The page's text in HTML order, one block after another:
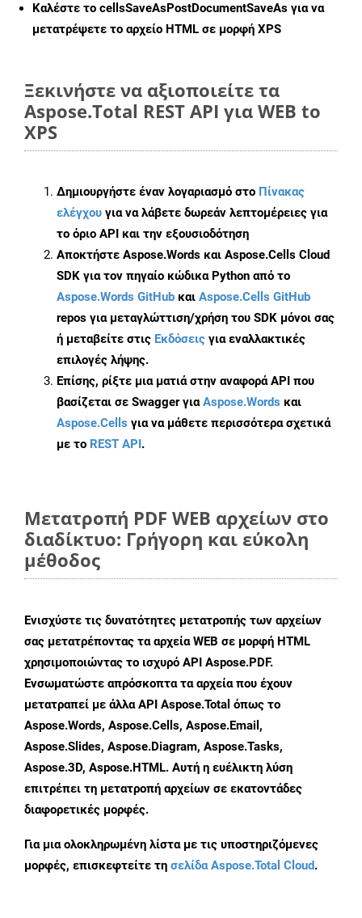
Καλέστε το cellsSaveAsPostDocumentSaveAs για να
μετατρέψετε το αρχείο HTML σε μορφή XPS
Ξεκινήστε να αξιοποιείτε τα
Aspose.Total REST API για WEB to
XPS
Δημιουργήστε έναν λογαριασμό στο Πίνακας
ελέγχου για να λάβετε δωρεάν λεπτομέρειες για
το όριο API και την εξουσιοδότηση
Αποκτήστε Aspose.Words και Aspose.Cells Cloud
SDK για τον πηγαίο κώδικα Python από το
Aspose.Words GitHub και Aspose.Cells GitHub
repos για μεταγλώττιση/χρήση του SDK μόνοι σας
ή μεταβείτε στις Εκδόσεις για εναλλακτικές
επιλογές λήψης.
Επίσης, ρίξτε μια ματιά στην αναφορά API που
βασίζεται σε Swagger γιαAspose.Words και
Aspose.Cells για να μάθετε περισσότερα σχετικά
με το REST API.
Μετατροπή PDF WEB αρχείων στο
διαδίκτυο: Γρήγορη και εύκολη
μέθοδος
Ενισχύστε τις δυνατότητες μετατροπής των αρχείων
σας μετατρέποντας τα αρχεία WEB σε μορφή HTML
χρησιμοποιώντας το ισχυρό API Aspose.PDF.
Ενσωματώστε απρόσκοπτα τα αρχεία που έχουν
μετατραπεί με άλλα API Aspose.Total όπως το
Aspose.Words, Aspose.Cells, Aspose.Email,
Aspose.Slides, Aspose.Diagram, Aspose.Tasks,
Aspose.3D, Aspose.HTML. Αυτή η ευέλικτη λύση
επιτρέπει τη μετατροπή αρχείων σε εκατοντάδες
διαφορετικές μορφές.
Για μια ολοκληρωμένη λίστα με τις υποστηριζόμενες
μορφές, επισκεφτείτε τη σελίδα Aspose.Total Cloud.